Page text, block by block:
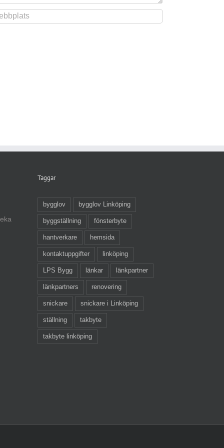
Taggar
bygglov bygglov Linköping
byggställning fönsterbyte
hantverkare hemsida
kontaktuppgifter linköping
LPS Bygg länkar länkpartner
länkpartners renovering
snickare snickare i Linköping
ställning takbyte
takbyte linköping